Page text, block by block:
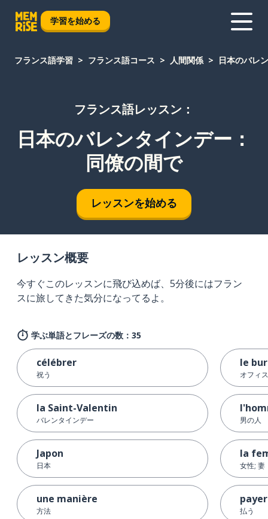
学習を始める
フランス語学習 フランス語コース 人間関係 日本のバレ
フランス語レッスン：
日本のバレンタインデー：
同僚の間で
レッスンを始める
レッスン概要
今すぐこのレッスンに飛び込めば、5分後にはフラン
スに旅してきた気分になってるよ。
学ぶ単語とフレーズの数：35
célébrer
祝う
la Saint-Valentin
バレンタインデー
Japon
日本
une manière
方法
le
オフィ
男の人
la
女性; 妻
payer
払う